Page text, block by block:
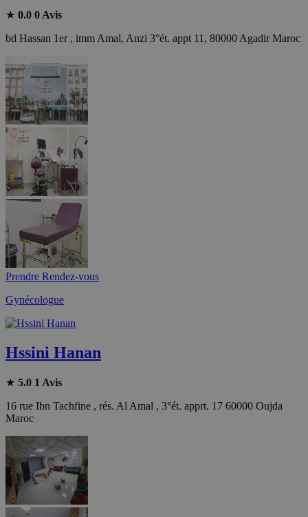
★ 0.0 0 Avis
bd Hassan 1er , imm Amal, Anzi 3°ét. appt 11, 80000 Agadir Maroc
Prendre Rendez-vous
Gynécologue
Hssini Hanan
★ 5.0 1 Avis
16 rue Ibn Tachfine , rés. Al Amal , 3°ét. apprt. 17 60000 Oujda
Maroc